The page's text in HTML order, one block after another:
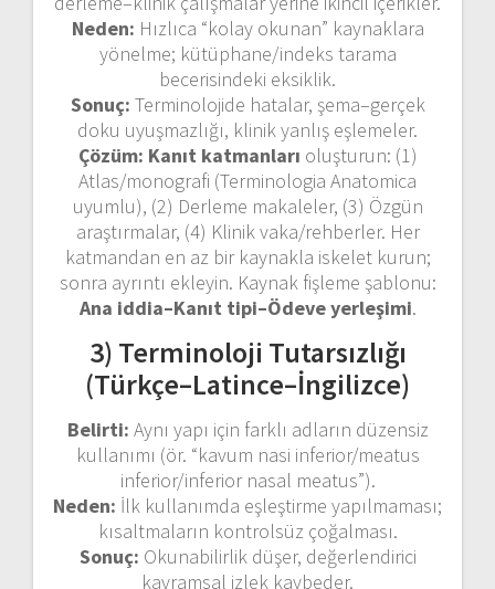
Neden: Hızlıca “kolay okunan” kaynaklara
yönelme; kütüphane/indeks tarama
becerisindeki eksiklik.
Sonuç: Terminolojide hatalar, şema–gerçek
doku uyuşmazlığı, klinik yanlış eşlemeler.
Çözüm: Kanıt katmanları oluşturun: (1)
Atlas/monografi (Terminologia Anatomica
uyumlu), (2) Derleme makaleler, (3) Özgün
araştırmalar, (4) Klinik vaka/rehberler. Her
katmandan en az bir kaynakla iskelet kurun;
sonra ayrıntı ekleyin. Kaynak fişleme şablonu:
Ana iddia–Kanıt tipi–Ödeve yerleşimi.
3) Terminoloji Tutarsızlığı
(Türkçe–Latince–İngilizce)
Belirti: Aynı yapı için farklı adların düzensiz
kullanımı (ör. “kavum nasi inferior/meatus
inferior/inferior nasal meatus”).
Neden: İlk kullanımda eşleştirme yapılmaması;
kısaltmaların kontrolsüz çoğalması.
Sonuç: Okunabilirlik düşer, değerlendirici
kavramsal izlek kaybeder.